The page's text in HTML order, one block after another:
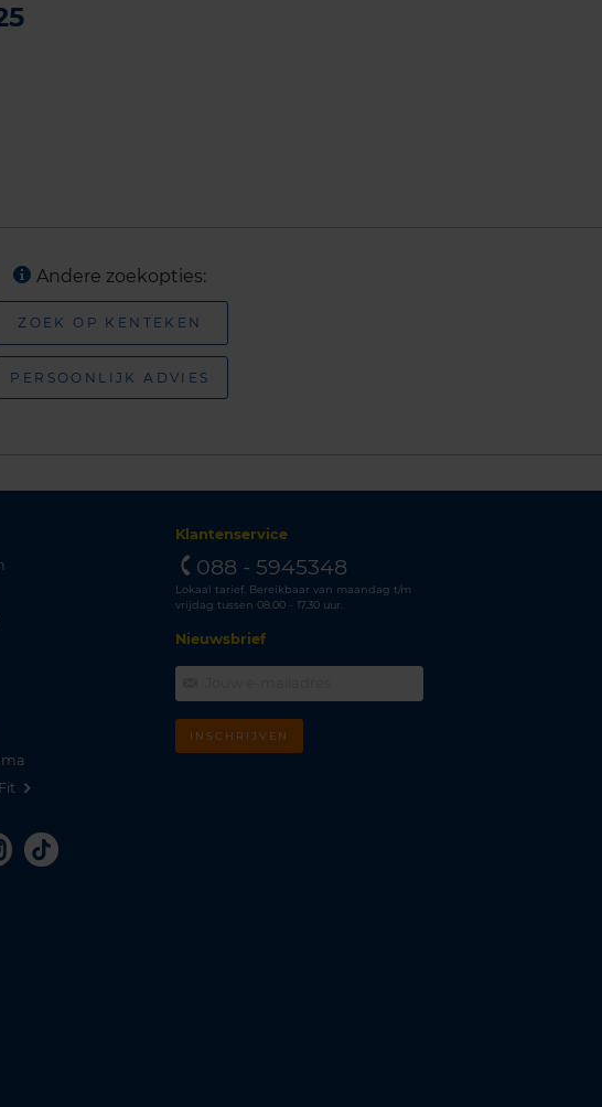
Andere zoekopties:
ZOEK OP KENTEKEN
PERSOONLIJK ADVIES
Instagram
Tiktok
Klantenservice
088 - 5945348
Lokaal tarief. Bereikbaar van maandag t/m
vrijdag tussen 08.00 - 17.30 uur.
Nieuwsbrief
INSCHRIJVEN